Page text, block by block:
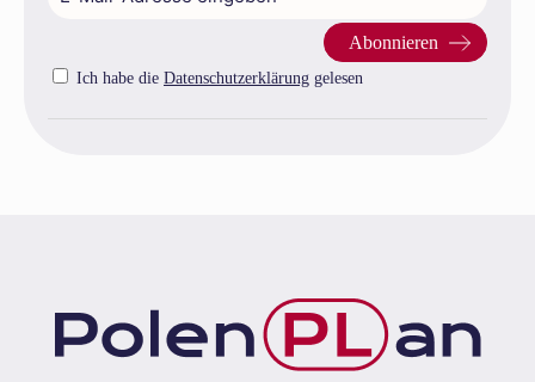
Ich habe die Datenschutzerklärung gelesen